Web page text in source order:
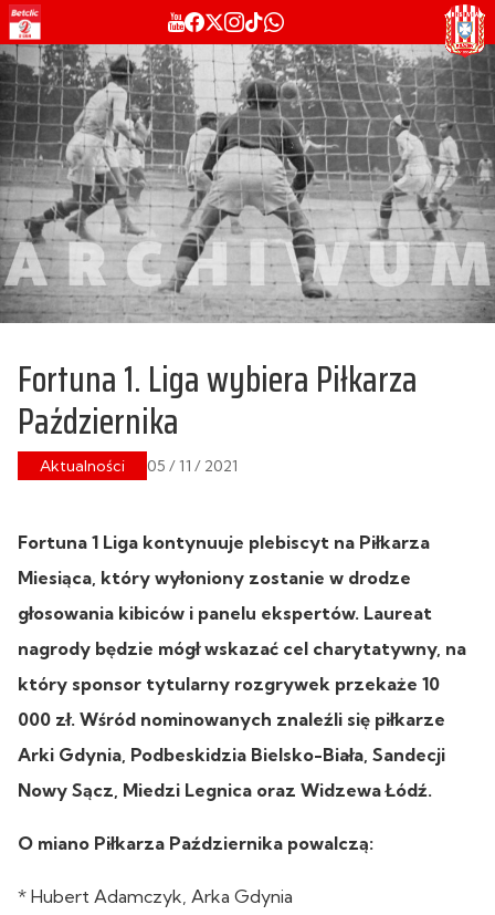
Fortuna 1. Liga wybiera Piłkarza
Października
Aktualności 05 / 11 / 2021
Fortuna 1 Liga kontynuuje plebiscyt na Piłkarza
Miesiąca, który wyłoniony zostanie w drodze
głosowania kibiców i panelu ekspertów. Laureat
nagrody będzie mógł wskazać cel charytatywny, na
który sponsor tytularny rozgrywek przekaże 10
000 zł. Wśród nominowanych znaleźli się piłkarze
Arki Gdynia, Podbeskidzia Bielsko-Biała, Sandecji
Nowy Sącz, Miedzi Legnica oraz Widzewa Łódź.
O miano Piłkarza Października powalczą:
* Hubert Adamczyk, Arka Gdynia